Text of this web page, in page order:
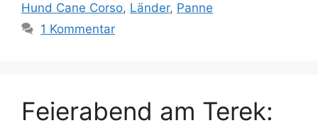
Hund Cane Corso, Länder, Panne
1 Kommentar
Feierabend am Terek: